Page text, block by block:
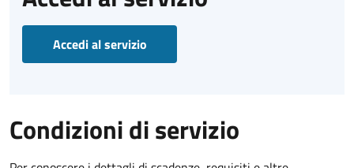
Accedi al servizio
Condizioni di servizio